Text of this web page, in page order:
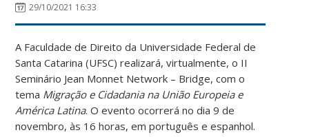
29/10/2021 16:33
A Faculdade de Direito da Universidade Federal de
Santa Catarina (UFSC) realizará, virtualmente, o II
Seminário Jean Monnet Network – Bridge, com o
tema Migração e Cidadania na União Europeia e
América Latina. O evento ocorrerá no dia 9 de
novembro, às 16 horas, em português e espanhol.